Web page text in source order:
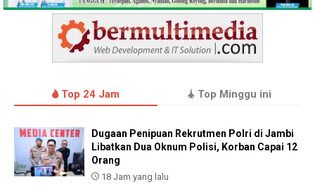
Top 24 Jam Top Minggu ini
Dugaan Penipuan Rekrutmen Polri di Jambi
Libatkan Dua Oknum Polisi, Korban Capai 12
Orang
18 Jam yang lalu